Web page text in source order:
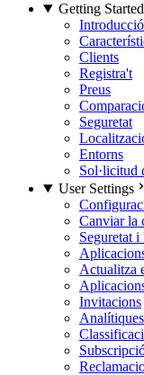
Getting Started
Clients
Registra't
Preus
Seguretat
Entorns
Sol·licitud
User Settings
Canviar la
Seguretat i
Actualitza
Invitacions
Analítiques